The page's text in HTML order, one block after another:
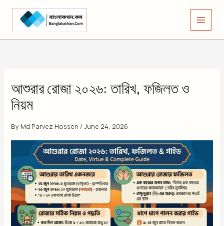
Skip
content
আশুরার রোজা ২০২৬: তারিখ, ফজিলত ও
নিয়ম
By Md Parvez Hossen /June 24, 2026